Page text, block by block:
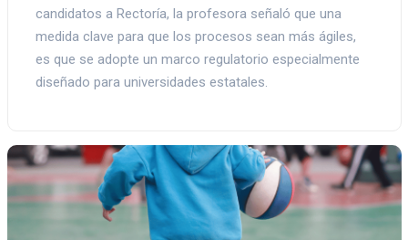
candidatos a Rectoría, la profesora señaló que una
medida clave para que los procesos sean más ágiles,
es que se adopte un marco regulatorio especialmente
diseñado para universidades estatales.